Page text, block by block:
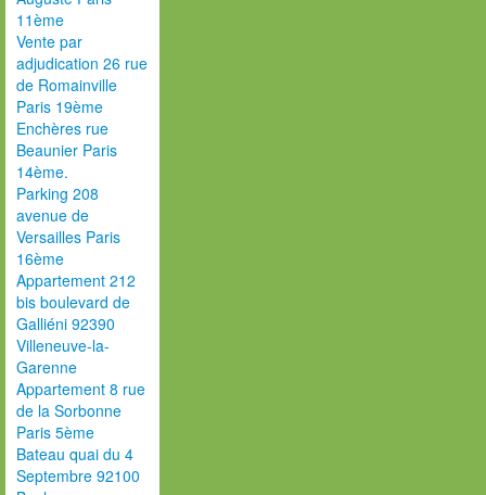
11ème
Vente par
adjudication 26 rue
de Romainville
Paris 19ème
Enchères rue
Beaunier Paris
14ème.
Parking 208
avenue de
Versailles Paris
16ème
Appartement 212
bis boulevard de
Galliéni 92390
Villeneuve-la-
Garenne
Appartement 8 rue
de la Sorbonne
Paris 5ème
Bateau quai du 4
Septembre 92100